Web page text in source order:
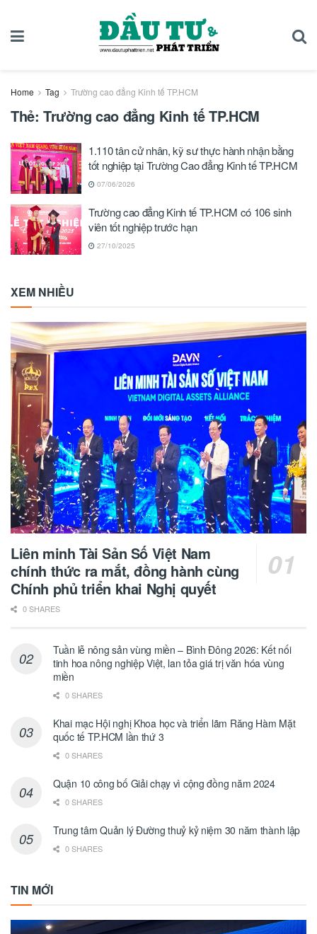
Home Tag Trường cao đẳng Kinh tế TP.HCM
Thẻ: Trường cao đẳng Kinh tế TP.HCM
1.110 tân cử nhân, kỹ sư thực hành nhận bằng
tốt nghiệp tại Trường Cao đẳng Kinh tế TP.HCM
07/06/2026
Trường cao đẳng Kinh tế TP.HCM có 106 sinh
viên tốt nghiệp trước hạn
27/10/2025
XEM NHIỀU
Liên minh Tài Sản Số Việt Nam
chính thức ra mắt, đồng hành cùng
Chính phủ triển khai Nghị quyết
0 SHARES
Tuần lễ nông sản vùng miền – Bình Đông 2026: Kết nối
tinh hoa nông nghiệp Việt, lan tỏa giá trị văn hóa vùng
miền
0 SHARES
Khai mạc Hội nghị Khoa học và triển lãm Răng Hàm Mặt
quốc tế TP.HCM lần thứ 3
0 SHARES
Quận 10 công bố Giải chạy vì cộng đồng năm 2024
0 SHARES
Trung tâm Quản lý Đường thuỷ kỷ niệm 30 năm thành lập
0 SHARES
TIN MỚI